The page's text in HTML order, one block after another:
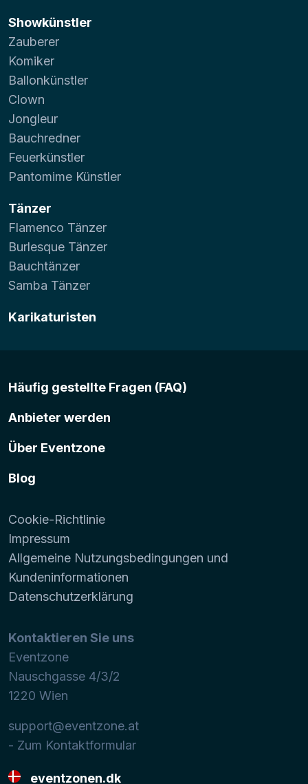
Showkünstler
Zauberer
Komiker
Ballonkünstler
Clown
Jongleur
Bauchredner
Feuerkünstler
Pantomime Künstler
Tänzer
Flamenco Tänzer
Burlesque Tänzer
Bauchtänzer
Samba Tänzer
Karikaturisten
Häufig gestellte Fragen (FAQ)
Anbieter werden
Über Eventzone
Blog
Cookie-Richtlinie
Impressum
Allgemeine Nutzungsbedingungen und
Kundeninformationen
Datenschutzerklärung
Kontaktieren Sie uns
Eventzone
Nauschgasse 4/3/2
1220 Wien
support@eventzone.at
- Zum Kontaktformular
eventzonen.dk